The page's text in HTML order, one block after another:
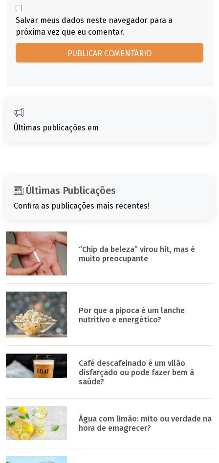
Salvar meus dados neste navegador para a
próxima vez que eu comentar.
Últimas publicações em
Últimas Publicações
Confira as publicações mais recentes!
“Chip da beleza” virou hit, mas é
muito preocupante
Por que a pipoca é um lanche
nutritivo e energético?
Café descafeinado é um vilão
disfarçado ou pode fazer bem à
saúde?
Água com limão: mito ou verdade na
hora de emagrecer?